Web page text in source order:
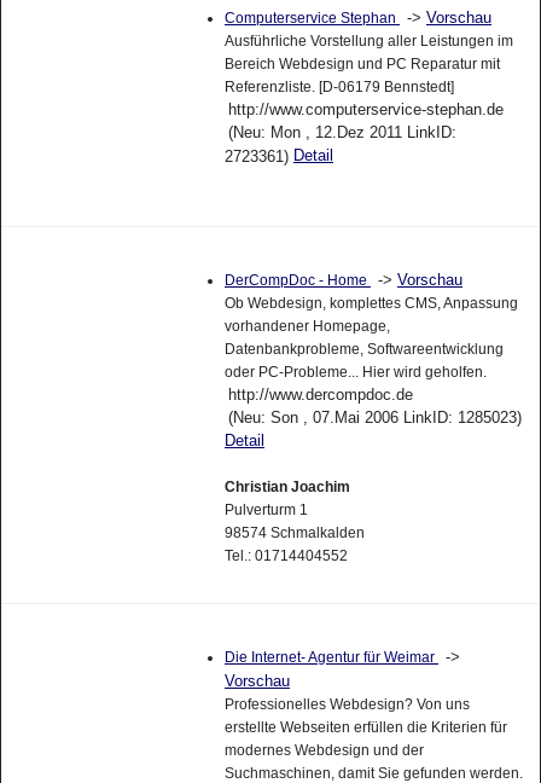
Computerservice Stephan -> Vorschau
Ausführliche Vorstellung aller Leistungen im
Bereich Webdesign und PC Reparatur mit
Referenzliste. [D-06179 Bennstedt]
http://www.computerservice-stephan.de
(Neu: Mon , 12.Dez 2011 LinkID:
2723361) Detail
DerCompDoc - Home -> Vorschau
Ob Webdesign, komplettes CMS, Anpassung
vorhandener Homepage,
Datenbankprobleme, Softwareentwicklung
oder PC-Probleme... Hier wird geholfen.
http://www.dercompdoc.de
(Neu: Son , 07.Mai 2006 LinkID: 1285023)
Detail
Christian Joachim
Pulverturm 1
98574 Schmalkalden
Tel.: 01714404552
Die Internet- Agentur für Weimar
->
Vorschau
Professionelles Webdesign? Von uns
erstellte Webseiten erfüllen die Kriterien für
modernes Webdesign und der
Suchmaschinen, damit Sie gefunden werden.